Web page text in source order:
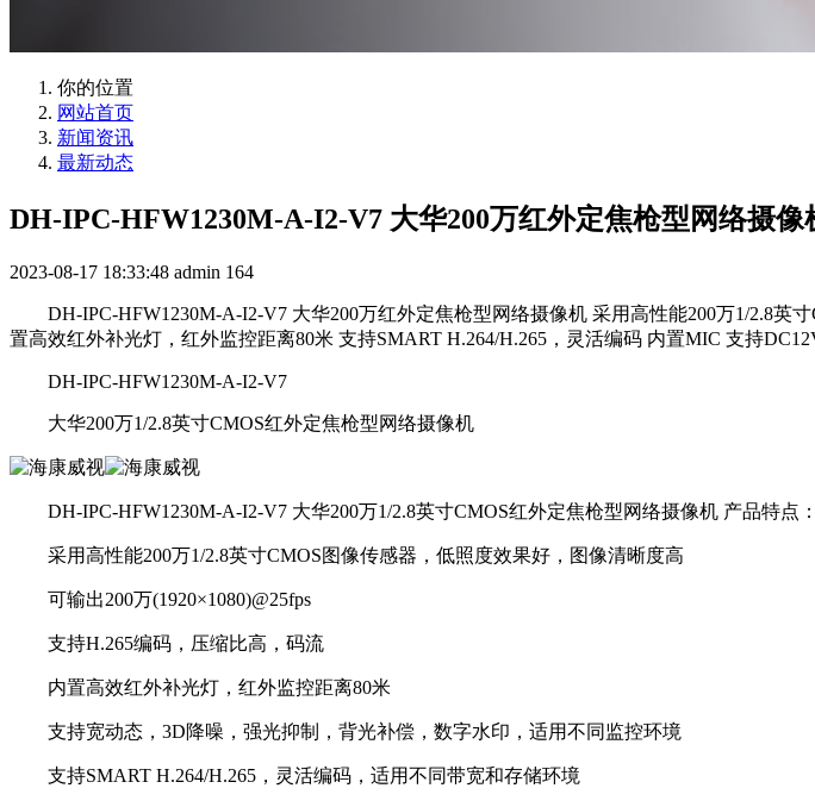
你的位置
网站首页
新闻资讯
最新动态
DH-IPC-HFW1230M-A-I2-V7 大华200万红外定焦枪型网络摄像
2023-08-17 18:33:48 admin 164
DH-IPC-HFW1230M-A-I2-V7 大华200万红外定焦枪型网络摄像机 采用高性能200万1/2.8英寸
置高效红外补光灯，红外监控距离80米 支持SMART H.264/H.265，灵活编码 内置MIC 支持
DH-IPC-HFW1230M-A-I2-V7
大华200万1/2.8英寸CMOS红外定焦枪型网络摄像机
DH-IPC-HFW1230M-A-I2-V7 大华200万1/2.8英寸CMOS红外定焦枪型网络摄像机 产品特点：
采用高性能200万1/2.8英寸CMOS图像传感器，低照度效果好，图像清晰度高
可输出200万(1920×1080)@25fps
支持H.265编码，压缩比高，码流
内置高效红外补光灯，红外监控距离80米
支持宽动态，3D降噪，强光抑制，背光补偿，数字水印，适用不同监控环境
支持SMART H.264/H.265，灵活编码，适用不同带宽和存储环境